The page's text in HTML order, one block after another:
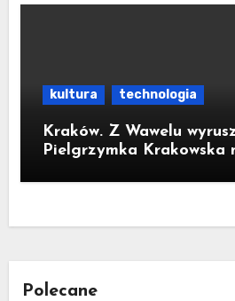
kultura technologia
Kraków. Z Wawelu
Pielgrzymka Krakowska
Polecane